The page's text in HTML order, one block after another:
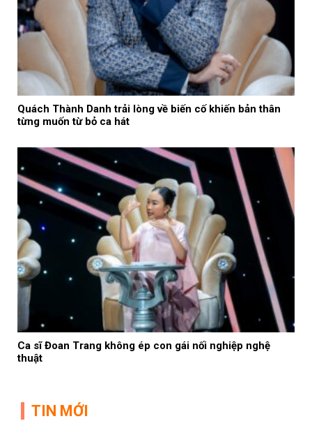
Quách Thành Danh trải lòng về biến cố khiến bản thân
từng muốn từ bỏ ca hát
Ca sĩ Đoan Trang không ép con gái nối nghiệp nghệ
thuật
TIN MỚI